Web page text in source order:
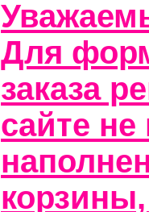
Для
заказа
сайте